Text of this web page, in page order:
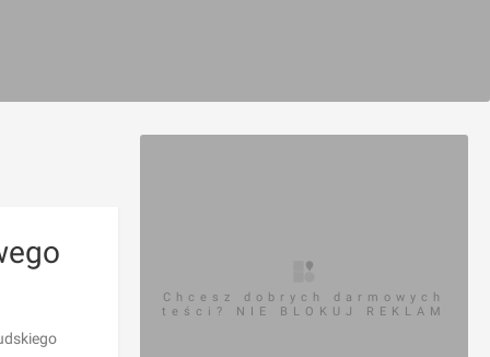
Chcesz dobrych darmowych
teści? NIE BLOKUJ REKLAM